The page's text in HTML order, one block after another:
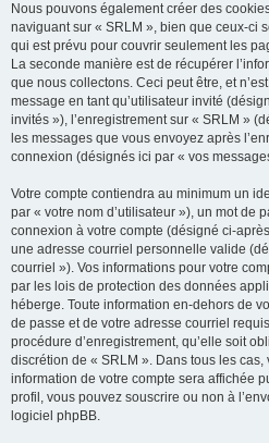
Nous pouvons également créer des
naviguant sur « SRLM », bien que ceux-ci
qui est prévu pour couvrir seulement les
La seconde manière est de récupérer
que nous collectons. Ceci peut être, et
message en tant qu’utilisateur invité
invités »), l’enregistrement sur « SRLM »
les messages que vous envoyez après
connexion (désignés ici par « vos
Votre compte contiendra au minimum un
par « votre nom d’utilisateur »), un mot de
connexion à votre compte (désigné ci-
une adresse courriel personnelle valide
courriel »). Vos informations pour votre
par les lois de protection des données
héberge. Toute information en-dehors de
de passe et de votre adresse courriel
procédure d’enregistrement, qu’elle soit
discrétion de « SRLM ». Dans tous les
information de votre compte sera affichée
profil, vous pouvez souscrire ou non à
logiciel phpBB.